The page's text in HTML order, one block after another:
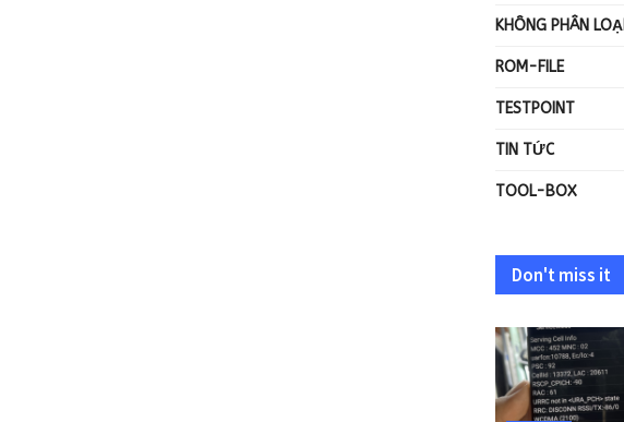
KHÔNG PHÂN LOẠI
ROM-FILE
TESTPOINT
TIN TỨC
TOOL-BOX
Don't miss it